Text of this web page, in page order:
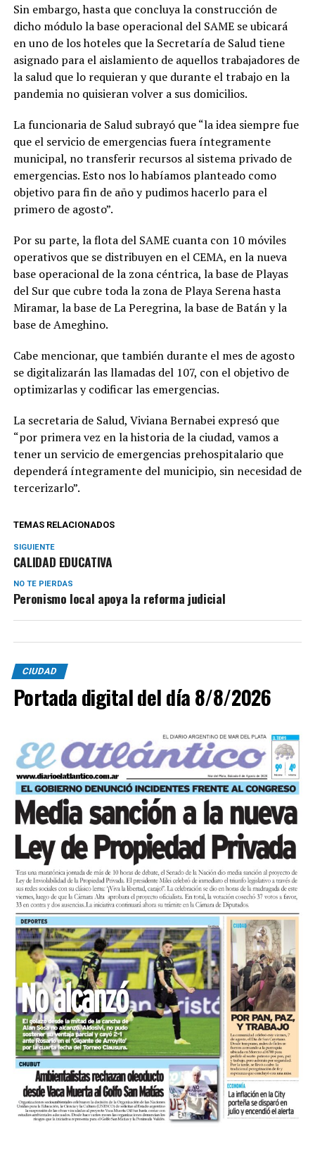
Sin embargo, hasta que concluya la construcción de
dicho módulo la base operacional del SAME se ubicará
en uno de los hoteles que la Secretaría de Salud tiene
asignado para el aislamiento de aquellos trabajadores de
la salud que lo requieran y que durante el trabajo en la
pandemia no quisieran volver a sus domicilios.
La funcionaria de Salud subrayó que “la idea siempre fue
que el servicio de emergencias fuera íntegramente
municipal, no transferir recursos al sistema privado de
emergencias. Esto nos lo habíamos planteado como
objetivo para fin de año y pudimos hacerlo para el
primero de agosto”.
Por su parte, la flota del SAME cuanta con 10 móviles
operativos que se distribuyen en el CEMA, en la nueva
base operacional de la zona céntrica, la base de Playas
del Sur que cubre toda la zona de Playa Serena hasta
Miramar, la base de La Peregrina, la base de Batán y la
base de Ameghino.
Cabe mencionar, que también durante el mes de agosto
se digitalizarán las llamadas del 107, con el objetivo de
optimizarlas y codificar las emergencias.
La secretaria de Salud, Viviana Bernabei expresó que
“por primera vez en la historia de la ciudad, vamos a
tener un servicio de emergencias prehospitalario que
dependerá íntegramente del municipio, sin necesidad de
tercerizarlo”.
TEMAS RELACIONADOS
SIGUIENTE
CALIDAD EDUCATIVA
NO TE PIERDAS
Peronismo local apoya la reforma judicial
CIUDAD
Portada digital del día 8/8/2026